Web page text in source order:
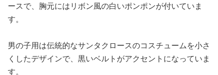
ースで、胸元にはリボン風の白いポンポンが付いていま
す。
男の子用は伝統的なサンタクロースのコスチュームを小さ
くしたデザインで、黒いベルトがアクセントになっていま
す。